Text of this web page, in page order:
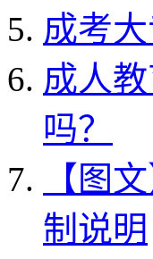
成考
成人
吗？
【图
制说明